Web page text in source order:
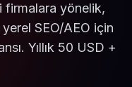
firmalara yönelik,
SEO/AEO için
Yıllık 50 USD +